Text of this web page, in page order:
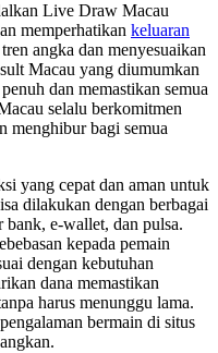
Live Draw Macau
memperhatikan keluaran
angka dan menyesuaikan
Macau yang diumumkan
dan memastikan semua
selalu berkomitmen
menghibur bagi semua
yang cepat dan aman untuk
dilakukan dengan berbagai
bank, e-wallet, dan pulsa.
kepada pemain
dengan kebutuhan
dana memastikan
harus menunggu lama.
bermain di situs